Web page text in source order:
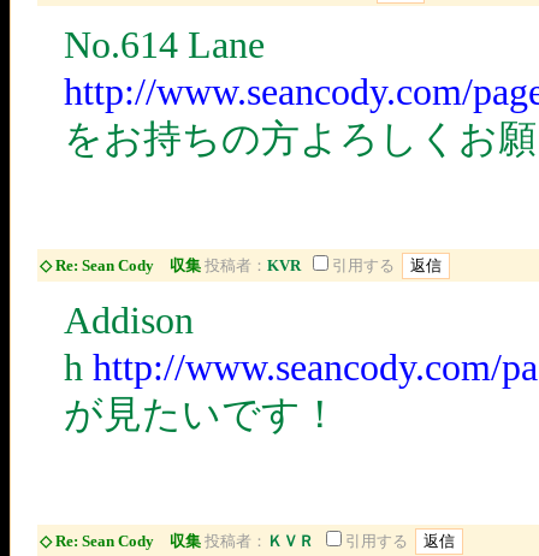
No.614 Lane
http://www.seancody.com/
をお持ちの方よろしくお
◇ Re: Sean Cody 収集 投稿者： KVR 引用する
Addison
h http://www.seancody.com/
が見たいです！
◇ Re: Sean Cody 収集 投稿者： ＫＶＲ 引用する